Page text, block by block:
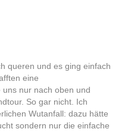
queren und es ging einfach
eine
nur nach oben und
So gar nicht. Ich
Wutanfall: dazu hätte
sondern nur die einfache